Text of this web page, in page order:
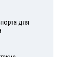
для